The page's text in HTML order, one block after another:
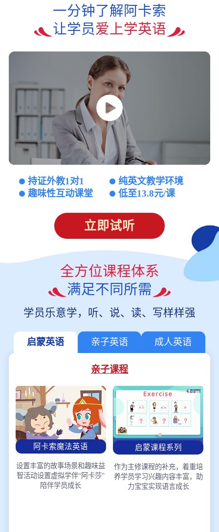
一分钟了解阿卡索
让学员爱上学英语
持证外教1对1
纯英文教学环境
趣味性互动课堂
低至13.8元/课
立即试听
全方位课程体系
满足不同所需
学员乐意学，听、说、读、写样样强
启蒙英语 亲子英语 成人英语
亲子课程
阿卡索魔法英语
设置丰富的故事场景和趣味益
智活动设置虚拟学伴“阿卡莎”
陪伴学员成长
启蒙课程系列
作为主修课程的补充，着重培
养学员学习兴趣内容丰富，助
力宝宝实现语言成长